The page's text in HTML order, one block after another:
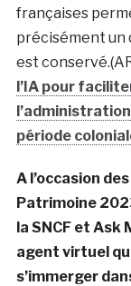
françaises
précisément un
est
l’IA pour
période
A l’occasion
Patrimoine
la SNCF et Ask
agent virtuel
s’immerger